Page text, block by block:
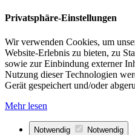
Privatsphäre-Einstellungen
Wir verwenden Cookies, um
Website-Erlebnis zu bieten, zu
sowie zur Einbindung externer
Nutzung dieser Technologien
Gerät gespeichert und/oder
Mehr lesen
Notwendig Notwendig